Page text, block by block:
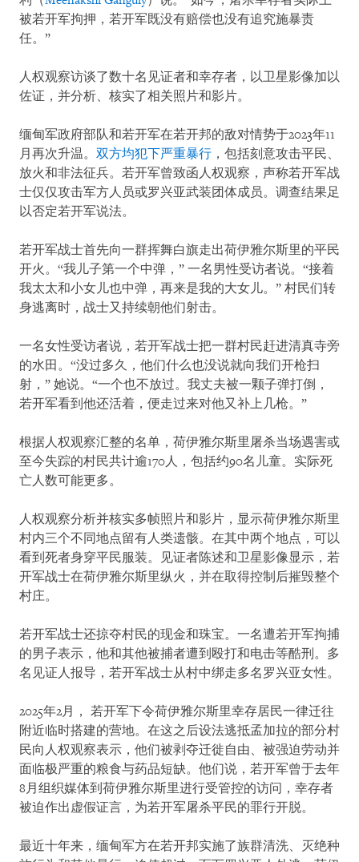
被若开军拘押，若开军既没有赔偿也没有追究施暴责
任。”
人权观察访谈了数十名见证者和幸存者，以卫星影像加以
佐证，并分析、核实了相关照片和影片。
缅甸军政府部队和若开军在若开邦的敌对情势于2023年11
月再次升温。 双方均犯下严重暴行 ，包括刻意攻击平民、
放火和非法征兵。若开军曾致函人权观察，声称若开军战
士仅仅攻击军方人员或罗兴亚武装团体成员。调查结果足
以否定若开军说法。
若开军战士首先向一群挥舞白旗走出荷伊雅尔斯里的平民
开火。“我儿子第一个中弹，” 一名男性受访者说。“接着
我太太和小女儿也中弹，再来是我的大女儿。” 村民们转
身逃离时，战士又持续朝他们射击。
一名女性受访者说，若开军战士把一群村民赶进清真寺旁
的水田。“没过多久，他们什么也没说就向我们开枪扫
射，” 她说。“一个也不放过。我丈夫被一颗子弹打倒，
若开军看到他还活着，便走过来对他又补上几枪。”
根据人权观察汇整的名单，荷伊雅尔斯里屠杀当场遇害或
至今失踪的村民共计逾170人，包括约90名儿童。实际死
亡人数可能更多。
人权观察分析并核实多帧照片和影片，显示荷伊雅尔斯里
村内三个不同地点留有人类遗骸。在其中两个地点，可以
看到死者身穿平民服装。见证者陈述和卫星影像显示，若
开军战士在荷伊雅尔斯里纵火，并在取得控制后摧毁整个
村庄。
若开军战士还掠夺村民的现金和珠宝。一名遭若开军拘捕
的男子表示，他和其他被捕者遭到殴打和电击等酷刑。多
名见证人报导，若开军战士从村中绑走多名罗兴亚女性。
2025年2月， 若开军下令荷伊雅尔斯里幸存居民一律迁往
附近临时搭建的营地。在这之后设法逃抵孟加拉的部分村
民向人权观察表示，他们被剥夺迁徙自由、被强迫劳动并
面临极严重的粮食与药品短缺。他们说，若开军曾于去年
8月组织媒体到荷伊雅尔斯里进行受管控的访问，幸存者
被迫作出虚假证言，为若开军屠杀平民的罪行开脱。
最近十年来，缅甸军方在若开邦实施了族群清洗、灭绝种